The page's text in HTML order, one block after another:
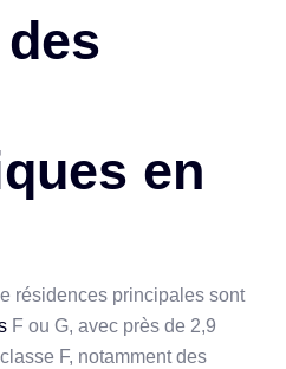
en
résidences principales sont
F ou G, avec près de 2,9
F, notamment des